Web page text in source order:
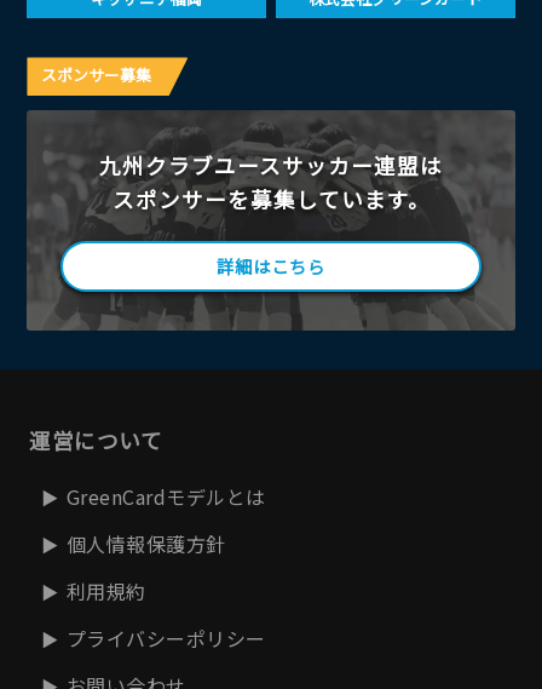
スポンサー募集
九州クラブユースサッカー連盟は
スポンサーを募集しています。
詳細はこちら
運営について
GreenCardモデルとは
個人情報保護方針
利用規約
プライバシーポリシー